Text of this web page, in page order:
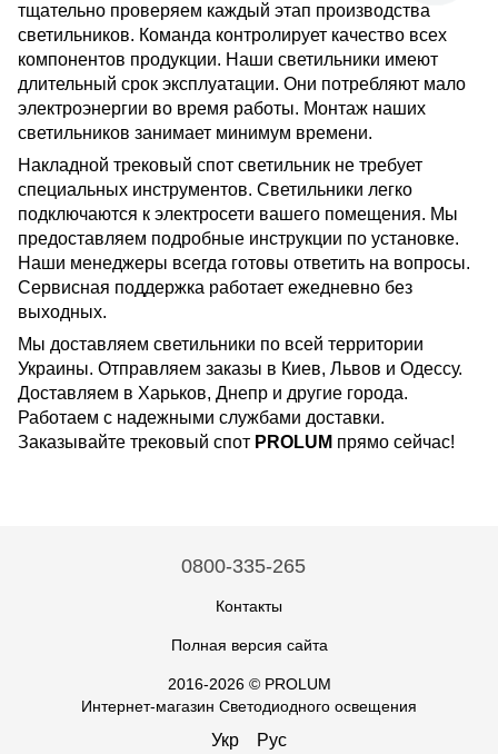
тщательно проверяем каждый этап производства
светильников. Команда контролирует качество всех
компонентов продукции. Наши светильники имеют
длительный срок эксплуатации. Они потребляют мало
электроэнергии во время работы. Монтаж наших
светильников занимает минимум времени.
Накладной трековый спот светильник не требует
специальных инструментов. Светильники легко
подключаются к электросети вашего помещения. Мы
предоставляем подробные инструкции по установке.
Наши менеджеры всегда готовы ответить на вопросы.
Сервисная поддержка работает ежедневно без
выходных.
Мы доставляем светильники по всей территории
Украины. Отправляем заказы в Киев, Львов и Одессу.
Доставляем в Харьков, Днепр и другие города.
Работаем с надежными службами доставки.
Заказывайте трековый спот PROLUM прямо сейчас!
0800-335-265
Контакты
Полная версия сайта
2016-2026 © PROLUM
Интернет-магазин Светодиодного освещения
Укр Рус